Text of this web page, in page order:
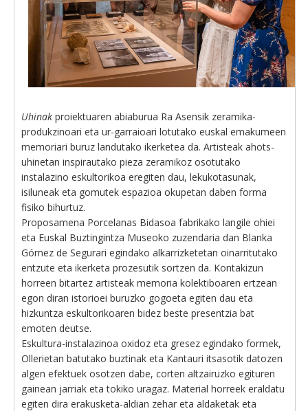
Uhinak proiektuaren abiaburua Ra Asensik zeramika-
produkzinoari eta ur-garraioari lotutako euskal emakumeen
memoriari buruz landutako ikerketea da. Artisteak ahots-
uhinetan inspirautako pieza zeramikoz osotutako
instalazino eskultorikoa eregiten dau, lekukotasunak,
isiluneak eta gomutek espazioa okupetan daben forma
fisiko bihurtuz.
Proposamena Porcelanas Bidasoa fabrikako langile ohiei
eta Euskal Buztingintza Museoko zuzendaria dan Blanka
Gómez de Segurari egindako alkarrizketetan oinarritutako
entzute eta ikerketa prozesutik sortzen da. Kontakizun
horreen bitartez artisteak memoria kolektiboaren ertzean
egon diran istorioei buruzko gogoeta egiten dau eta
hizkuntza eskultorikoaren bidez beste presentzia bat
emoten deutse.
Eskultura-instalazinoa oxidoz eta gresez egindako formek,
Ollerietan batutako buztinak eta Kantauri itsasotik datozen
algen efektuek osotzen dabe, corten altzairuzko egituren
gainean jarriak eta tokiko uragaz. Material horreek eraldatu
egiten dira erakusketa-aldian zehar eta aldaketak eta